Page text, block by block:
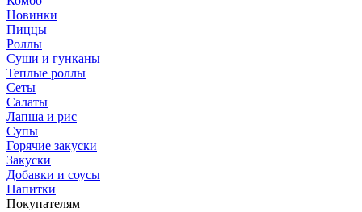
Новинки
Пиццы
Роллы
Суши и гунканы
Теплые роллы
Сеты
Салаты
Лапша и рис
Супы
Горячие закуски
Закуски
Добавки и соусы
Напитки
Покупателям